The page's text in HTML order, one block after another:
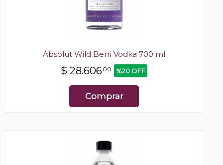
Absolut Wild Berri Vodka 700 ml
$ 28.60600 %20 OFF
Comprar